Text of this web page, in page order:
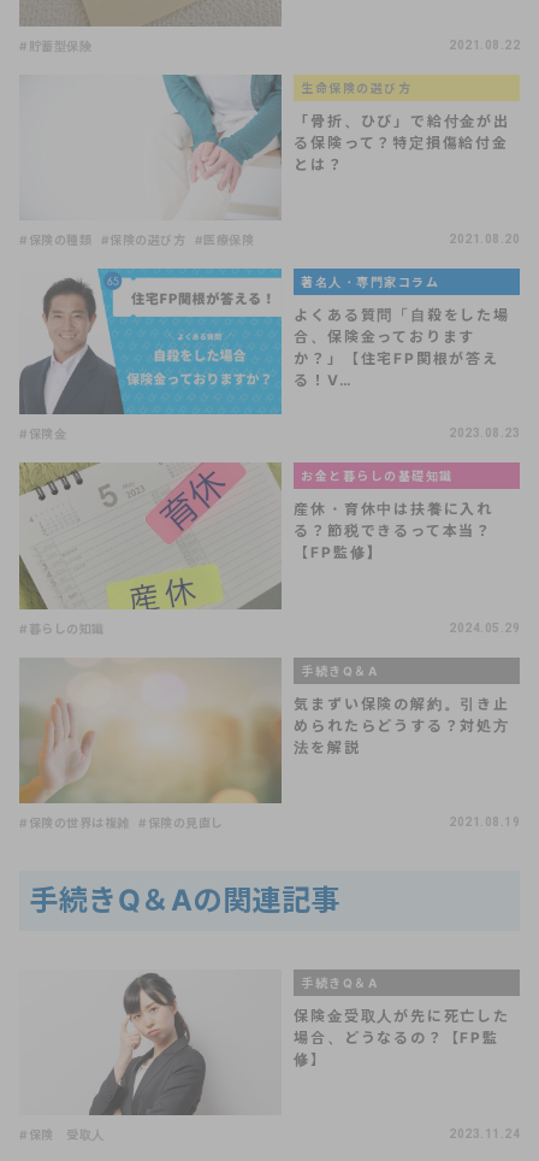
#貯蓄型保険 2021.08.22
生命保険の選び方
「骨折、ひび」で給付金が出
る保険って？特定損傷給付金
とは？
#保険の種類 #保険の選び方 #医療保険 2021.08.20
著名人・専門家コラム
よくある質問「自殺をした場
合、保険金っております
か？」【住宅FP関根が答え
る！V…
#保険金 2023.08.23
お金と暮らしの基礎知識
産休・育休中は扶養に入れ
る？節税できるって本当？
【FP監修】
#暮らしの知識 2024.05.29
手続きQ＆A
気まずい保険の解約。引き止
められたらどうする？対処方
法を解説
#保険の世界は複雑 #保険の見直し 2021.08.19
手続きQ＆Aの関連記事
手続きQ＆A
保険金受取人が先に死亡した
場合、どうなるの？【FP監
修】
#保険 受取人 2023.11.24